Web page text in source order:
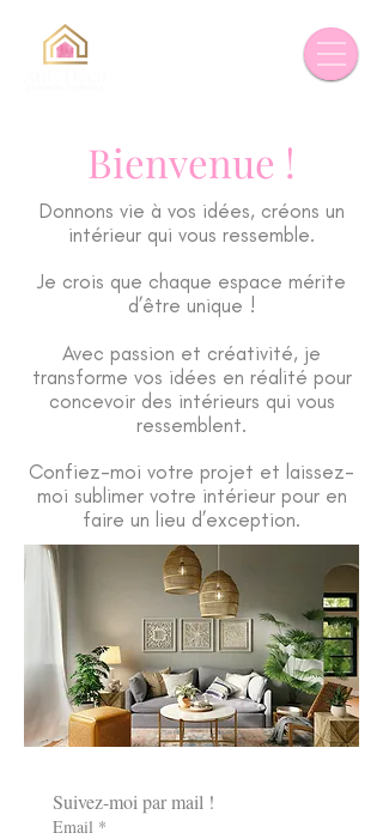
Bienvenue !
Donnons vie à vos idées, créons un
intérieur qui vous ressemble.
Je crois que chaque espace mérite
d’être unique !
Avec passion et créativité, je
transforme vos idées en réalité pour
concevoir des intérieurs qui vous
ressemblent.
Confiez-moi votre projet et laissez-
moi sublimer votre intérieur pour en
faire un lieu d’exception.
Suivez-moi par mail !
Email *